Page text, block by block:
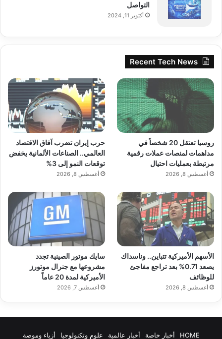
التواصل
أكتوبر 11, 2024
Recent Tech News
روسيا تعتقل 20 شخصاً في
مداهمات لمنصات عملات رقمية
مرتبطة بعمليات احتيال
أغسطس 8, 2026
حرب إيران تضرب آفاق الاقتصاد
العالمي.. الصناعات الألمانية يخفض
توقعات النمو إلى 3%
أغسطس 8, 2026
الأسهم الأميركية تتباين.. وناسداك
يصعد 0.71% بعد تراجع مفاجئ
للوظائف
أغسطس 8, 2026
سايك موتور الصينية تجدد
مشروعها مع جنرال موتورز
الأميركية لمدة 20 عاماً
أغسطس 7, 2026
HOME أخبار خاصة أخبار عالمية علوم وتكنولوجيا أزياء وموضة